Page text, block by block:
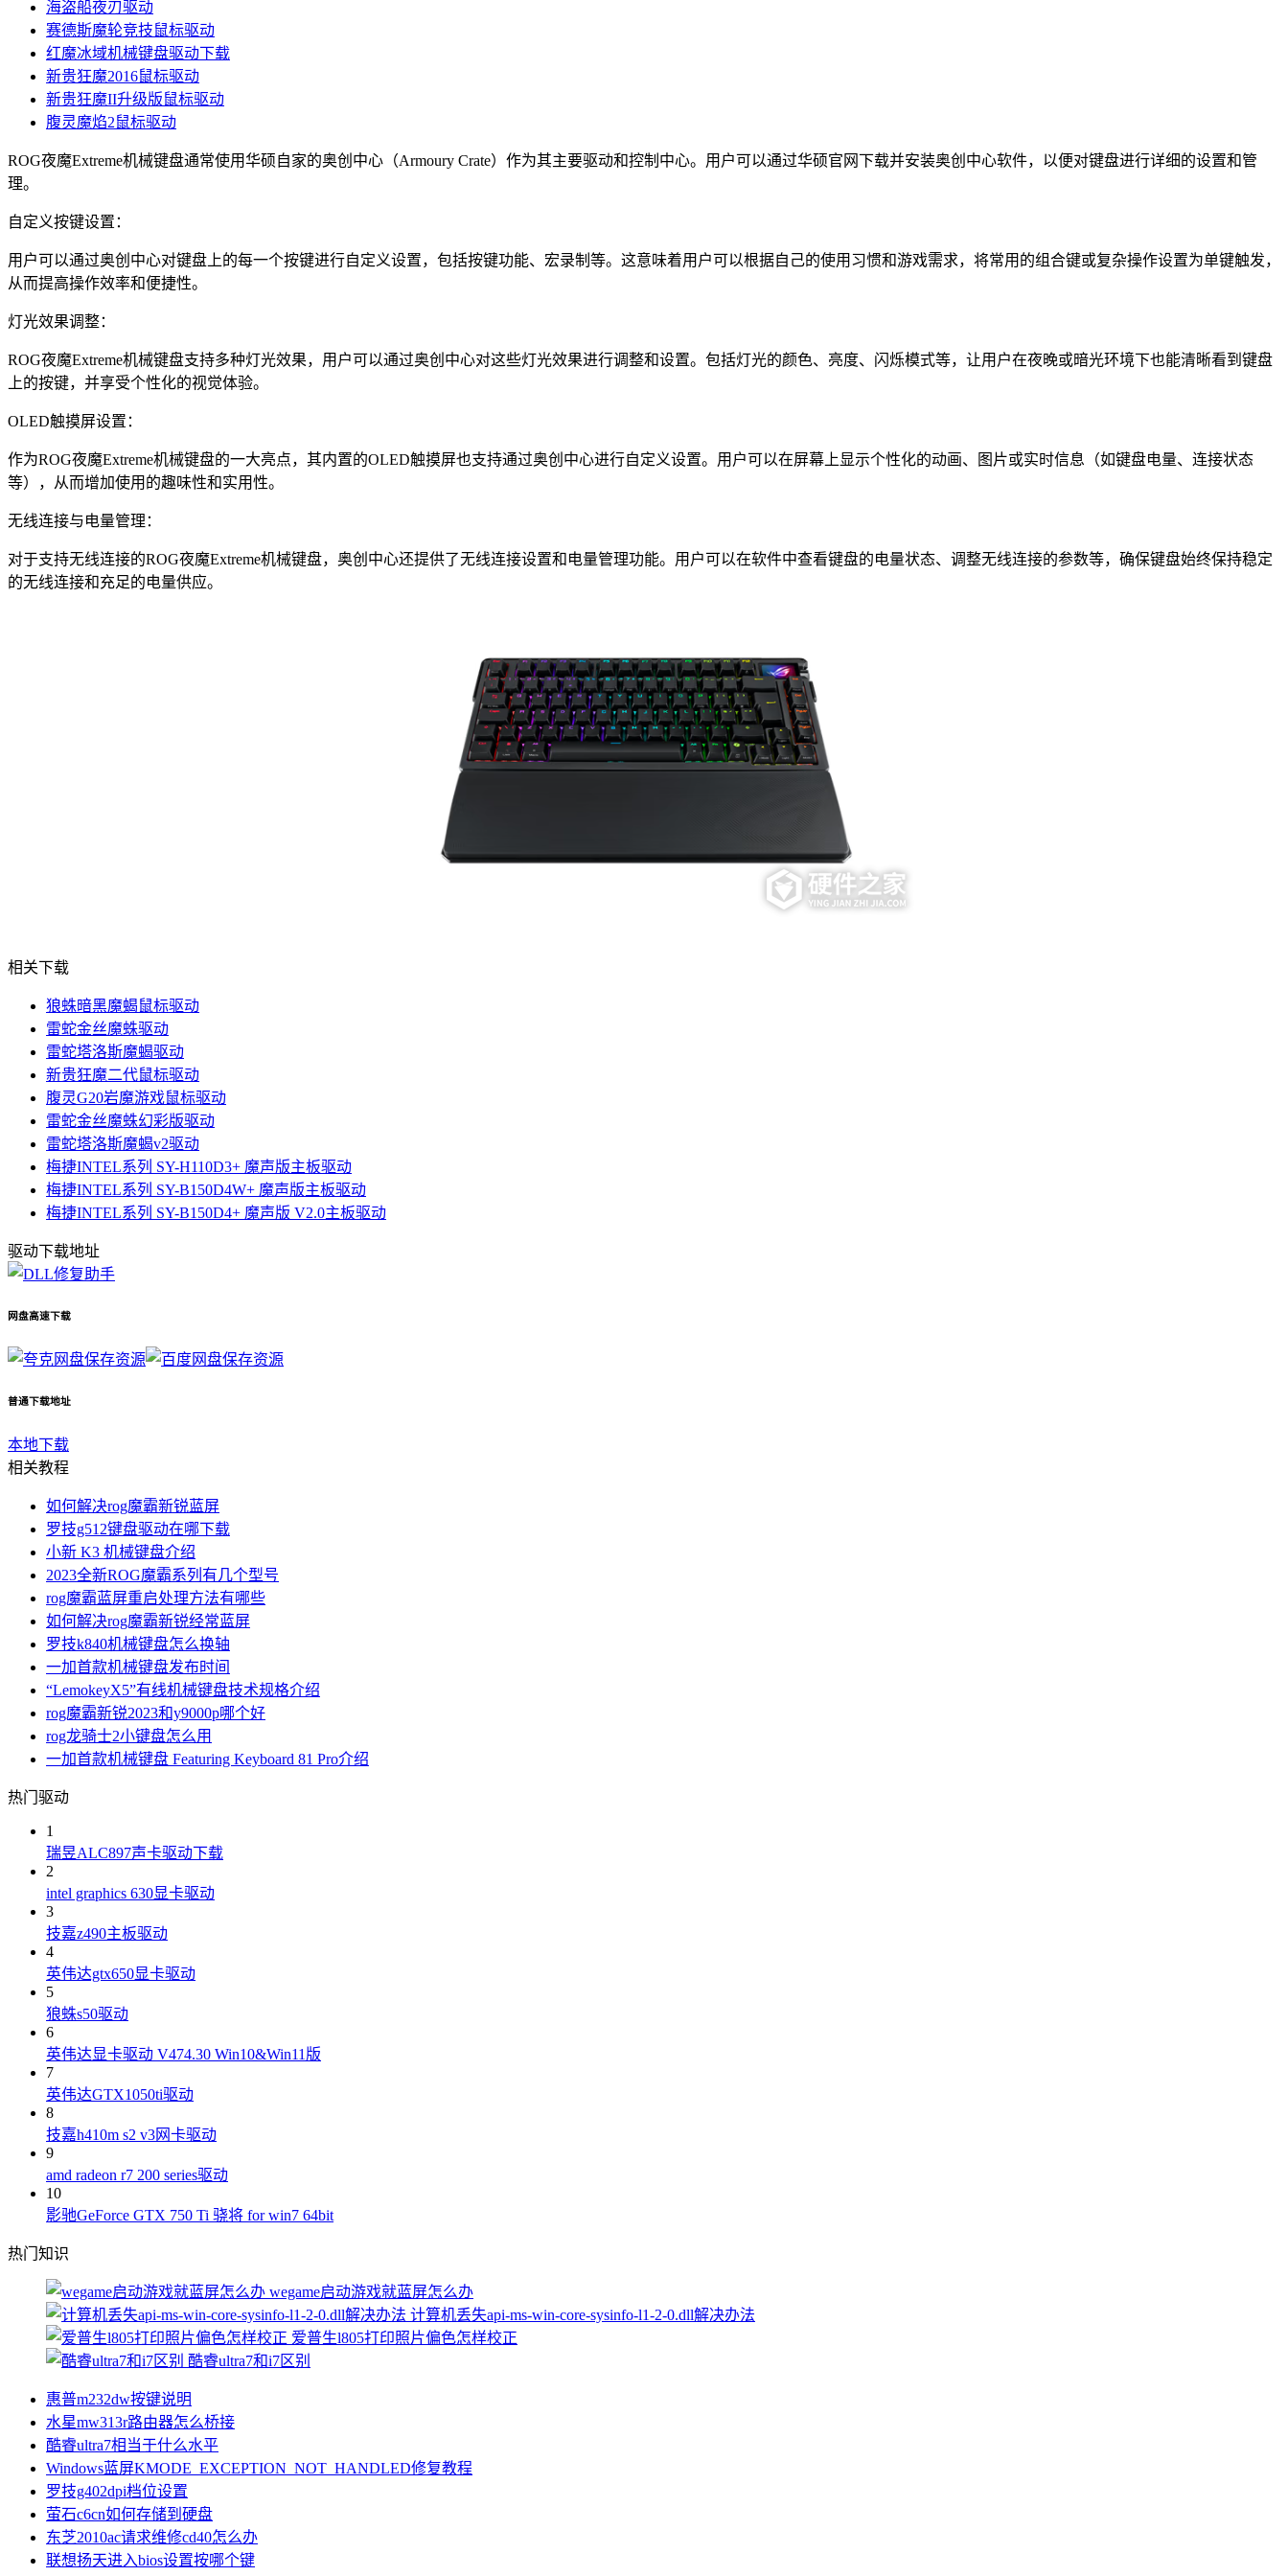
海盗船夜刃驱动
赛德斯魔轮竞技鼠标驱动
红魔冰域机械键盘驱动下载
新贵狂魔2016鼠标驱动
新贵狂魔II升级版鼠标驱动
腹灵魔焰2鼠标驱动
ROG夜魔Extreme机械键盘通常使用华硕自家的奥创中心（Armoury Crate）作为其主要驱动和控制中心。用户可以通过华硕官网下载并安装奥创中心软件，以便对键盘进行详细的设置和管
理。
自定义按键设置：
用户可以通过奥创中心对键盘上的每一个按键进行自定义设置，包括按键功能、宏录制等。这意味着用户可以根据自己的使用习惯和游戏需求，将常用的组合键或复杂操作设置为单键触发，
从而提高操作效率和便捷性。
灯光效果调整：
ROG夜魔Extreme机械键盘支持多种灯光效果，用户可以通过奥创中心对这些灯光效果进行调整和设置。包括灯光的颜色、亮度、闪烁模式等，让用户在夜晚或暗光环境下也能清晰看到键盘
上的按键，并享受个性化的视觉体验。
OLED触摸屏设置：
作为ROG夜魔Extreme机械键盘的一大亮点，其内置的OLED触摸屏也支持通过奥创中心进行自定义设置。用户可以在屏幕上显示个性化的动画、图片或实时信息（如键盘电量、连接状态
等），从而增加使用的趣味性和实用性。
无线连接与电量管理：
对于支持无线连接的ROG夜魔Extreme机械键盘，奥创中心还提供了无线连接设置和电量管理功能。用户可以在软件中查看键盘的电量状态、调整无线连接的参数等，确保键盘始终保持稳定
的无线连接和充足的电量供应。
相关下载
狼蛛暗黑魔蝎鼠标驱动
雷蛇金丝魔蛛驱动
雷蛇塔洛斯魔蝎驱动
新贵狂魔二代鼠标驱动
腹灵G20岩魔游戏鼠标驱动
雷蛇金丝魔蛛幻彩版驱动
雷蛇塔洛斯魔蝎v2驱动
梅捷INTEL系列 SY-H110D3+ 魔声版主板驱动
梅捷INTEL系列 SY-B150D4W+ 魔声版主板驱动
梅捷INTEL系列 SY-B150D4+ 魔声版 V2.0主板驱动
驱动下载地址
网盘高速下载
保存资源 保存资源
普通下载地址
本地下载
相关教程
如何解决rog魔霸新锐蓝屏
罗技g512键盘驱动在哪下载
小新 K3 机械键盘介绍
2023全新ROG魔霸系列有几个型号
rog魔霸蓝屏重启处理方法有哪些
如何解决rog魔霸新锐经常蓝屏
罗技k840机械键盘怎么换轴
一加首款机械键盘发布时间
“LemokeyX5”有线机械键盘技术规格介绍
rog魔霸新锐2023和y9000p哪个好
rog龙骑士2小键盘怎么用
一加首款机械键盘 Featuring Keyboard 81 Pro介绍
热门驱动
1
瑞昱ALC897声卡驱动下载
2
intel graphics 630显卡驱动
3
技嘉z490主板驱动
4
英伟达gtx650显卡驱动
5
狼蛛s50驱动
6
英伟达显卡驱动 V474.30 Win10&Win11版
7
英伟达GTX1050ti驱动
8
技嘉h410m s2 v3网卡驱动
9
amd radeon r7 200 series驱动
10
影驰GeForce GTX 750 Ti 骁将 for win7 64bit
热门知识
wegame启动游戏就蓝屏怎么办
计算机丢失api-ms-win-core-sysinfo-l1-2-0.dll解决办法
爱普生l805打印照片偏色怎样校正
酷睿ultra7和i7区别
惠普m232dw按键说明
水星mw313r路由器怎么桥接
酷睿ultra7相当于什么水平
Windows蓝屏KMODE_EXCEPTION_NOT_HANDLED修复教程
罗技g402dpi档位设置
萤石c6cn如何存储到硬盘
东芝2010ac请求维修cd40怎么办
联想扬天进入bios设置按哪个键